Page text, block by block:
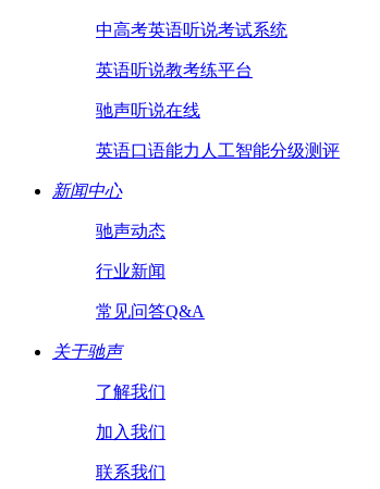
中高考英语听说考试系统
英语听说教考练平台
驰声听说在线
英语口语能力人工智能分级测评
新闻中心
驰声动态
行业新闻
常见问答Q&A
关于驰声
了解我们
加入我们
联系我们